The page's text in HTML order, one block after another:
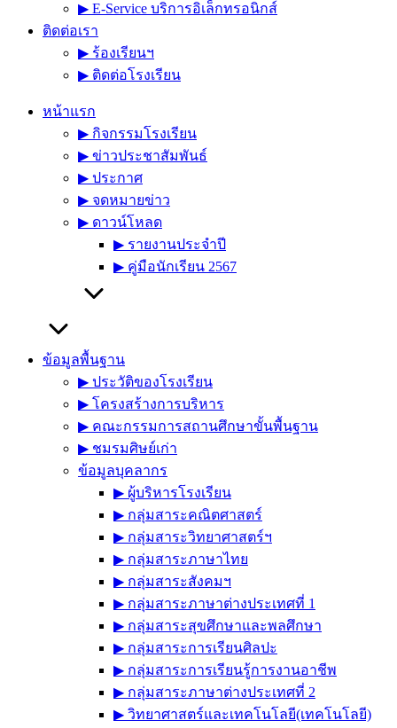
▶︎ E-Service บริการอิเล็กทรอนิกส์
ติดต่อเรา
▶︎ ร้องเรียนฯ
▶︎ ติดต่อโรงเรียน
หน้าแรก
▶︎ กิจกรรมโรงเรียน
▶︎ ข่าวประชาสัมพันธ์
▶︎ ประกาศ
▶︎ จดหมายข่าว
▶︎ ดาวน์โหลด
▶︎ รายงานประจำปี
▶︎ คู่มือนักเรียน 2567
ข้อมูลพื้นฐาน
▶︎ ประวัติของโรงเรียน
▶︎ โครงสร้างการบริหาร
▶︎ คณะกรรมการสถานศึกษาขั้นพื้นฐาน
▶︎ ชมรมศิษย์เก่า
ข้อมูลบุคลากร
▶︎ ผู้บริหารโรงเรียน
▶︎ กลุ่มสาระคณิตศาสตร์
▶︎ กลุ่มสาระวิทยาศาสตร์ฯ
▶︎ กลุ่มสาระภาษาไทย
▶︎ กลุ่มสาระสังคมฯ
▶︎ กลุ่มสาระภาษาต่างประเทศที่ 1
▶︎ กลุ่มสาระสุขศึกษาและพลศึกษา
▶︎ กลุ่มสาระการเรียนศิลปะ
▶︎ กลุ่มสาระการเรียนรู้การงานอาชีพ
▶︎ กลุ่มสาระภาษาต่างประเทศที่ 2
▶︎ วิทยาศาสตร์และเทคโนโลยี(เทคโนโลยี)